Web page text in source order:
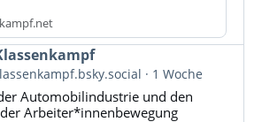
1 Woche
Automobilindustrie und den
Arbeiter*innenbewegung